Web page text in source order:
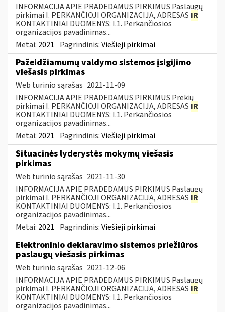
INFORMACIJA APIE PRADEDAMUS PIRKIMUS Paslaugų
pirkimai I. PERKANČIOJI ORGANIZACIJA, ADRESAS IR
KONTAKTINIAI DUOMENYS: I.1. Perkančiosios
organizacijos pavadinimas...
Metai: 2021 Pagrindinis:Viešieji pirkimai
Pažeidžiamumų valdymo sistemos įsigijimo
viešasis pirkimas
Web turinio sąrašas 2021-11-09
INFORMACIJA APIE PRADEDAMUS PIRKIMUS Prekių
pirkimai I. PERKANČIOJI ORGANIZACIJA, ADRESAS IR
KONTAKTINIAI DUOMENYS: I.1. Perkančiosios
organizacijos pavadinimas...
Metai: 2021 Pagrindinis:Viešieji pirkimai
Situacinės lyderystės mokymų viešasis
pirkimas
Web turinio sąrašas 2021-11-30
INFORMACIJA APIE PRADEDAMUS PIRKIMUS Paslaugų
pirkimai I. PERKANČIOJI ORGANIZACIJA, ADRESAS IR
KONTAKTINIAI DUOMENYS: I.1. Perkančiosios
organizacijos pavadinimas...
Metai: 2021 Pagrindinis:Viešieji pirkimai
Elektroninio deklaravimo sistemos priežiūros
paslaugų viešasis pirkimas
Web turinio sąrašas 2021-12-06
INFORMACIJA APIE PRADEDAMUS PIRKIMUS Paslaugų
pirkimai I. PERKANČIOJI ORGANIZACIJA, ADRESAS IR
KONTAKTINIAI DUOMENYS: I.1. Perkančiosios
organizacijos pavadinimas...